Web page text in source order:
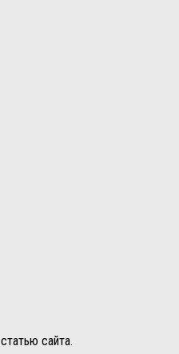
сайта.